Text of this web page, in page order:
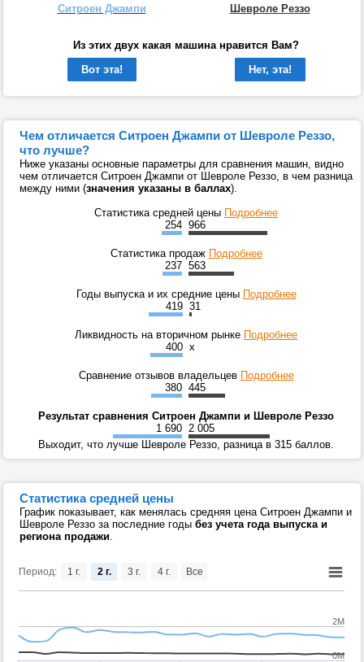
Ситроен Джампи Шевроле Реззо
Из этих двух какая машина нравится Вам?
Вот эта!
Нет, эта!
Чем отличается Ситроен Джампи от Шевроле Реззо,
что лучше?
Ниже указаны основные параметры для сравнения машин, видно
чем отличается Ситроен Джампи от Шевроле Реззо, в чем разница
между ними (значения указаны в баллах).
Статистика средней цены Подробнее
254 966
Статистика продаж Подробнее
237 563
Годы выпуска и их средние цены Подробнее
419 31
Ликвидность на вторичном рынке Подробнее
400 x
Сравнение отзывов владельцев Подробнее
380 445
Результат сравнения Ситроен Джампи и Шевроле Реззо
1 690 2 005
Выходит, что лучше Шевроле Реззо, разница в 315 баллов.
Статистика средней цены
График показывает, как менялась средняя цена Ситроен Джампи и
Шевроле Реззо за последние годы без учета года выпуска и
региона продажи.
Период:
0M
2M
1 г. 2 г. 3 г. 4 г. Все